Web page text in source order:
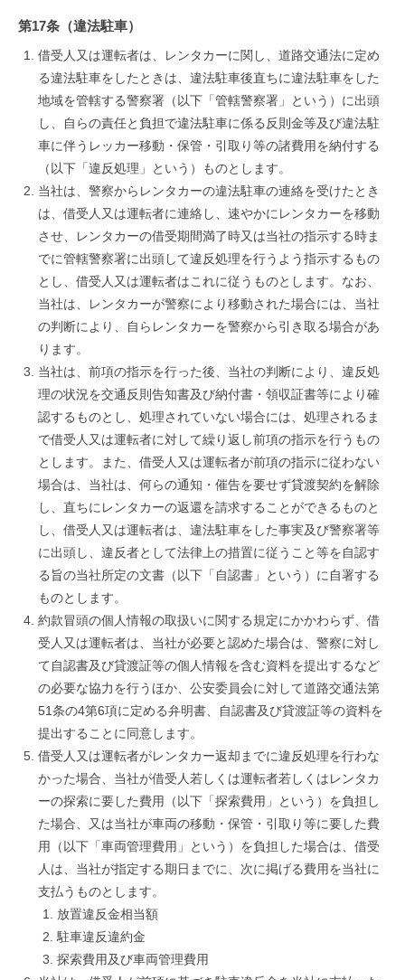
第17条（違法駐車）
借受人又は運転者は、レンタカーに関し、道路交通法に定め
る違法駐車をしたときは、違法駐車後直ちに違法駐車をした
地域を管轄する警察署（以下「管轄警察署」という）に出頭
し、自らの責任と負担で違法駐車に係る反則金等及び違法駐
車に伴うレッカー移動・保管・引取り等の諸費用を納付する
（以下「違反処理」という）ものとします。
当社は、警察からレンタカーの違法駐車の連絡を受けたとき
は、借受人又は運転者に連絡し、速やかにレンタカーを移動
させ、レンタカーの借受期間満了時又は当社の指示する時ま
でに管轄警察署に出頭して違反処理を行うよう指示するもの
とし、借受人又は運転者はこれに従うものとします。なお、
当社は、レンタカーが警察により移動された場合には、当社
の判断により、自らレンタカーを警察から引き取る場合があ
ります。
当社は、前項の指示を行った後、当社の判断により、違反処
理の状況を交通反則告知書及び納付書・領収証書等により確
認するものとし、処理されていない場合には、処理されるま
で借受人又は運転者に対して繰り返し前項の指示を行うもの
とします。また、借受人又は運転者が前項の指示に従わない
場合は、当社は、何らの通知・催告を要せず貸渡契約を解除
し、直ちにレンタカーの返還を請求することができるものと
し、借受人又は運転者は、違法駐車をした事実及び警察署等
に出頭し、違反者として法律上の措置に従うこと等を自認す
る旨の当社所定の文書（以下「自認書」という）に自署する
ものとします。
約款冒頭の個人情報の取扱いに関する規定にかかわらず、借
受人又は運転者は、当社が必要と認めた場合は、警察に対し
て自認書及び貸渡証等の個人情報を含む資料を提出するなど
の必要な協力を行うほか、公安委員会に対して道路交通法第
51条の4第6項に定める弁明書、自認書及び貸渡証等の資料を
提出することに同意します。
借受人又は運転者がレンタカー返却までに違反処理を行わな
かった場合、当社が借受人若しくは運転者若しくはレンタカ
ーの探索に要した費用（以下「探索費用」という）を負担し
た場合、又は当社が車両の移動・保管・引取り等に要した費
用（以下「車両管理費用」という）を負担した場合は、借受
人は、当社が指定する期日までに、次に掲げる費用を当社に
支払うものとします。
放置違反金相当額
駐車違反違約金
探索費用及び車両管理費用